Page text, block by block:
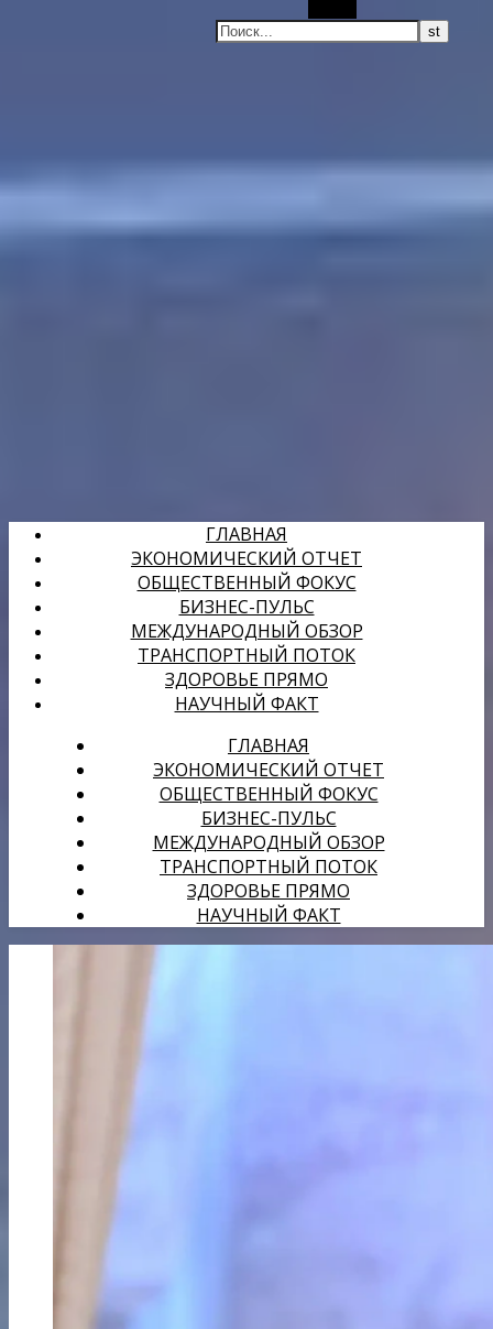
ГЛАВНАЯ
ЭКОНОМИЧЕСКИЙ ОТЧЕТ
ОБЩЕСТВЕННЫЙ ФОКУС
БИЗНЕС-ПУЛЬС
МЕЖДУНАРОДНЫЙ ОБЗОР
ТРАНСПОРТНЫЙ ПОТОК
ЗДОРОВЬЕ ПРЯМО
НАУЧНЫЙ ФАКТ
ГЛАВНАЯ
ЭКОНОМИЧЕСКИЙ ОТЧЕТ
ОБЩЕСТВЕННЫЙ ФОКУС
БИЗНЕС-ПУЛЬС
МЕЖДУНАРОДНЫЙ ОБЗОР
ТРАНСПОРТНЫЙ ПОТОК
ЗДОРОВЬЕ ПРЯМО
НАУЧНЫЙ ФАКТ